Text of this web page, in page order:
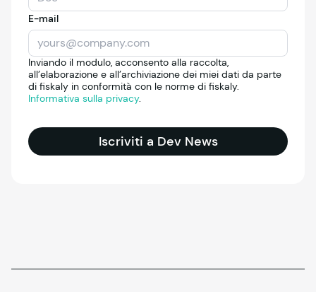
E-mail
Inviando il modulo, acconsento alla raccolta,
all’elaborazione e all’archiviazione dei miei dati da parte
di fiskaly in conformità con le norme di fiskaly.
Informativa sulla privacy.
Iscriviti a Dev News